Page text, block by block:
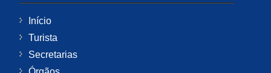
Início
Turista
Secretarias